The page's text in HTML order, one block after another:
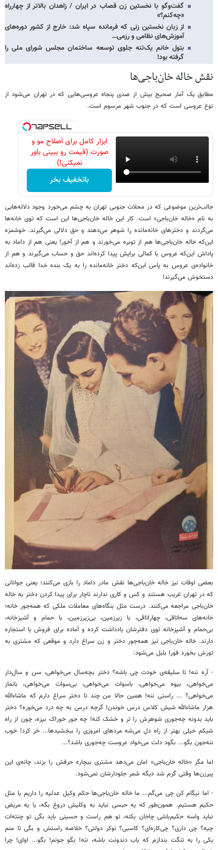
گفت‌وگو با نخستین زن قصاب در ایران / زاهدان بالاتر از چهارراه
«چه‌کنم؟»
از زبان نخستین زنی که فرمانده سپاه شد: خارج از کشور دوره‌های
آموزش‌های نظامی و رزمی…
بتول خانم یک‌تنه جلوی توسعه ساختمان مجلس شورای ملی را
گرفته بود!
نقش خاله خان‌باجی‌ها
مطابق یک آمار صحیح بیش از صدی پنجاه عروسی‌هایی که در تهران می‌شود از
نوع عروسی است که در جنوب شهر مرسوم است.
ابزار کامل برای اصلاح مو و
صورت (قیمت رو ببینی باور
نمیکنی!)
باتخفیف بخر
جالب‌ترین موضوعی که در محلات جنوبی تهران به چشم می‌خورد وجود دلاله‌هایی
به نام «خاله خان‌باجی» است. کار این خاله خان‌باجی‌ها این است که توی خانه‌ها
می‌گردند و دخترهای خانه‌مانده را شوهر می‌دهند و حق دلالی می‌گیرند. خوشمزه
این‌که خاله خان‌باجی‌ها هم از توبره می‌خورند و هم از آخور! یعنی هم از داماد به
پاداش این‌که عروس با کمالی برایش پیدا کرده‌اند حق و حساب می‌گیرند و هم از
خانواده‌ی عروس به پاس این‌که دختر خانه‌مانده را به یک بنده خدا قالب زده‌اند
دستخوش می‌گیرند!
بعضی اوقات نیز خاله خان‌باجی‌ها نقش مادر داماد را بازی می‌کنند؛ یعنی جوانانی
که در تهران غریب هستند و کس و کاری ندارند ناچار برای پیدا کردن دختر به خاله
خان‌باجی مراجعه می‌کنند. درست مثل بنگاه‌های معاملات ملکی که همه‌جور خانه؛
خانه‌های سه‌اتاقی، چهاراتاقی، با زیرزمین، بی‌زیرزمین، با حمام و آشپزخانه،
بی‌حمام و آشپزخانه توی دفترشان یادداشت کرده و آماده برای فروش یا استجاره
دارند. خاله خان‌باجی نیز همه‌جور دختر و زن سراغ دارد و موقعی که مشتری به
تورش بخورد فورا بلبل می‌شود:
- آره ننه! تا سلیقه‌ی خودت چی باشه؟ دختر بچه‌سال می‌خواهی، سن و سال‌دار
می‌خواهی، بیوه می‌خواهی، باسوات می‌خواهی، بی‌سوات می‌خواهی، بانماز
می‌خواهی؟ ... راستی ننه! همین حالا من چند تا دختر سراغ دارم که ماشاءالله
هزار ماشاءالله شیش کلاس درس خوندن! گرچه درس به چه درد می‌خوره؟ دختر
باید بدونه چه‌جوری شوهرش را تر و خشک کنه! چه جور خوراک بپزه، چون از راه
شیکم خیلی بهتر از راه دل می‌شه مردهای امروزی را ببخشیدها... خر کرد! خوب
ننه‌جون بگو... بگود دلت می‌خواد عروست چه‌جوری باشد؟...
اما مگر «خاله خان‌باجی» امان می‌دهد مشتری بیچاره حرفش را بزند، چانه‌ی این
پیرزن‌ها وقتی گرم شد دیگه شمر جلودارشان نمی‌شود.
- اما نیگام کن چی می‌گم... ما خاله خان‌باجی‌ها حکم وکیل عدلیه را داریم یا مثل
حکیم هستیم. همون‌طور که یه حبسی نباید به وکلیش دروغ بگه، یا یه مریض
نباید واسه حکیم‌باشی چاخان بکنه، تو هم راست و حسینی باید بگی تو چنته‌ات
چیه؟ چی داری؟ چی‌کاره‌ای؟ کاسبی؟ نوکر دولتی؟ خلاصه راستش و بگی تا منم
یکی را به تنگت بندازم که باب دندونت باشه، ننه! بگو جونم! بگو... اوای! چرا